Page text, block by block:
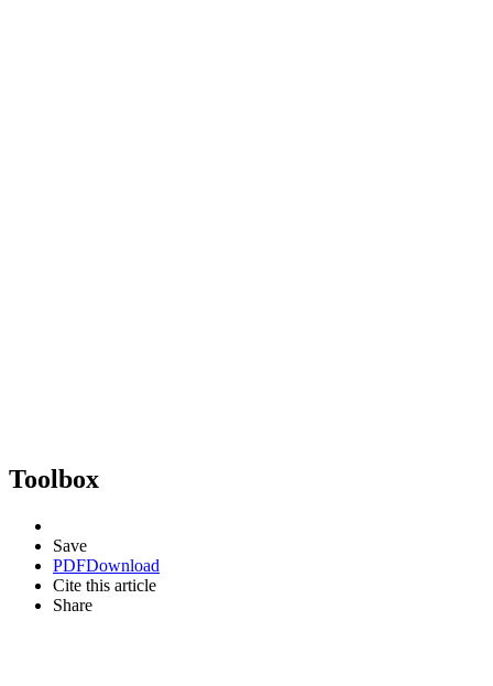
Toolbox
Save
PDFDownload
Cite this article
Share